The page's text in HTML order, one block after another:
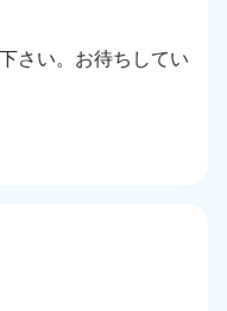
さい。お待ちしてい